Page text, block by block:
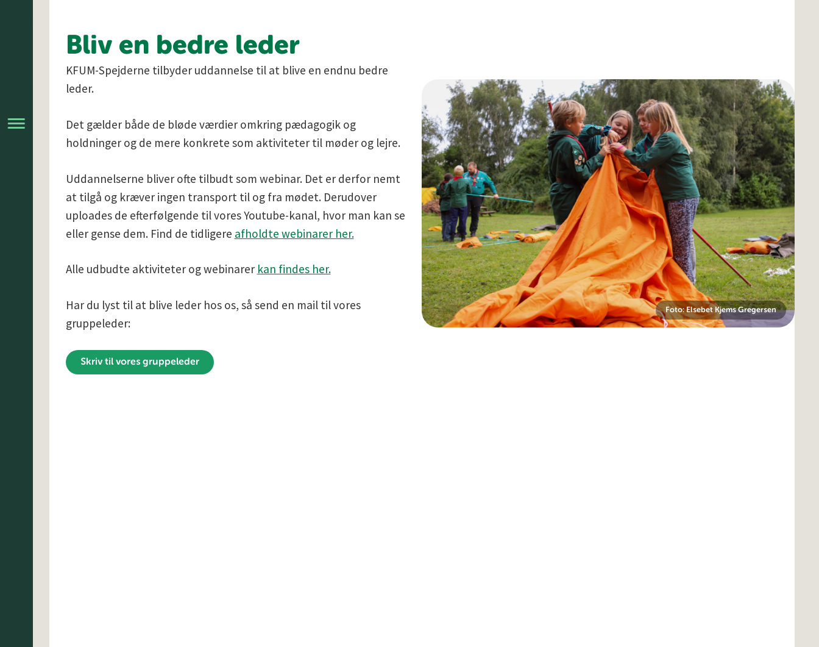
Bliv en bedre leder
KFUM-Spejderne tilbyder uddannelse til at blive en endnu bedre
leder.
Det gælder både de bløde værdier omkring pædagogik og
holdninger og de mere konkrete som aktiviteter til møder og lejre.
Uddannelserne bliver ofte tilbudt som webinar. Det er derfor nemt
at tilgå og kræver ingen transport til og fra mødet. Derudover
uploades de efterfølgende til vores Youtube-kanal, hvor man kan se
eller gense dem. Find de tidligere afholdte webinarer her.
Alle udbudte aktiviteter og webinarer kan findes her.
Har du lyst til at blive leder hos os, så send en mail til vores
gruppeleder:
Skriv til vores gruppeleder
Foto: Elsebet Kjems Gregersen